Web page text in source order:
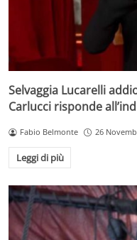
Selvaggia Lucarelli
Carlucci risponde
Fabio Belmonte 26
Leggi di più